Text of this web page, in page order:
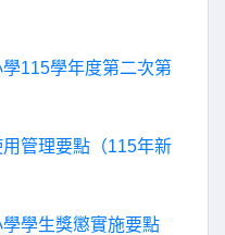
115學年度第二次第
管理要點（115年新
學生獎懲實施要點